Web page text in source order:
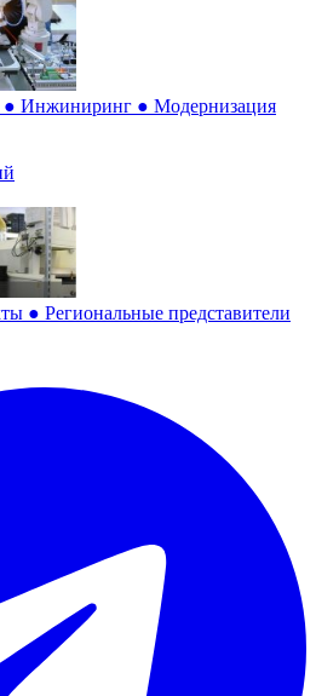
● Инжиниринг ● Модернизация
● Региональные представители